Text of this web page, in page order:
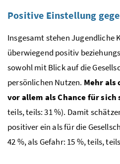
Positive Einstellung
Insgesamt stehen Jugendliche
überwiegend positiv
sowohl mit Blick auf die
persönlichen Nutzen. Mehr als
vor allem als Chance für sich
teils, teils: 31 %). Damit
positiver ein als für die
42 %, als Gefahr: 15 %, teils,